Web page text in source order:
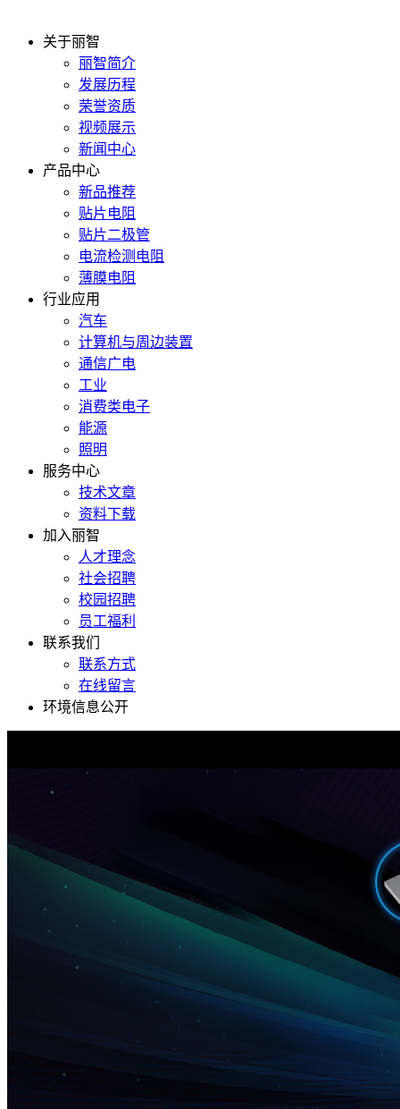
关于丽智
丽智简介
发展历程
荣誉资质
视频展示
新闻中心
产品中心
新品推荐
贴片电阻
贴片二极管
电流检测电阻
薄膜电阻
行业应用
汽车
计算机与周边装置
通信广电
工业
消费类电子
能源
照明
服务中心
技术文章
资料下载
加入丽智
人才理念
社会招聘
校园招聘
员工福利
联系我们
联系方式
在线留言
环境信息公开